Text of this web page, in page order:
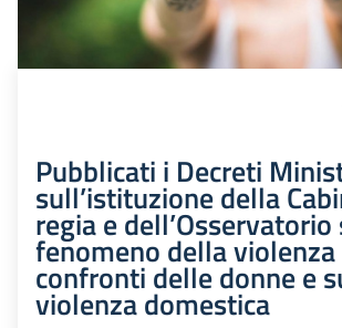
Pubblicati i Decreti
sull’istituzione della
regia e dell’Osservatorio
fenomeno della violenza
confronti delle donne e
violenza domestica